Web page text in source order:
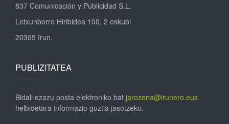
837 Comunicación y Publicidad S.L.
Letxunborro Hiribidea 100, 2 eskubi
20305 Irun.
PUBLIZITATEA
Bidali ezazu posta elektroniko bat jarozena@irunero.eus
helbidetara informazio guztia jasotzeko.